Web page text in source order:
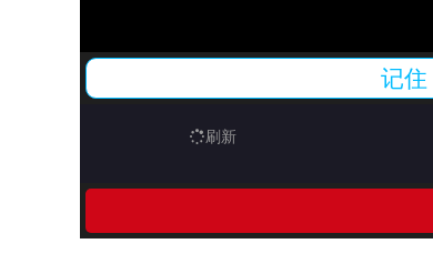
记住
刷新